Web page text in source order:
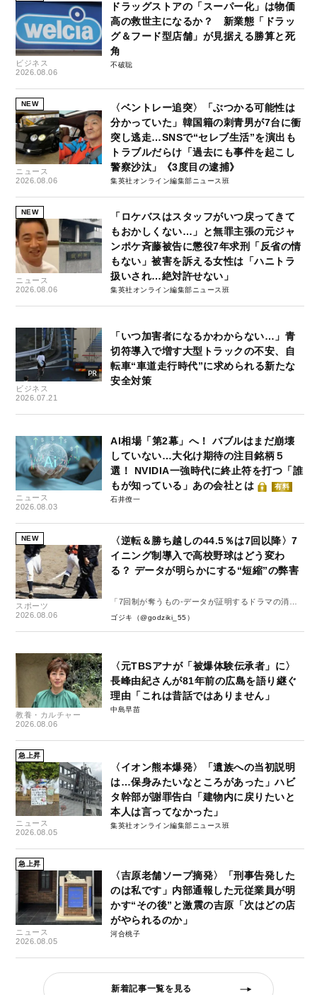
ビジネス
2026.08.06
ドラッグストアの「スーパー化」は物価
高の救世主になるか？ 新業態「ドラッ
グ＆フード型店舗」が見据える勝算と死
角
不破聡
NEW
ニュース
2026.08.06
〈ベントレー追突〉「ぶつかる可能性は
分かっていた」韓国籍の刺青男が7台に衝
突し逃走…SNSで“セレブ生活”を演出も
トラブルだらけ「過去にも事件を起こし
警察沙汰」《3度目の逮捕》
集英社オンライン編集部ニュース班
NEW
ニュース
2026.08.06
「ロケバスはスタッフがいつ戻ってきて
もおかしくない…」と無罪主張の元ジャ
ンポケ斉藤被告に懲役7年求刑「反省の情
もない」被害を訴える女性は「ハニトラ
扱いされ…絶対許せない」
集英社オンライン編集部ニュース班
ビジネス
2026.07.21
「いつ加害者になるかわからない…」青
切符導入で増す大型トラックの不安、自
転車“車道走行時代”に求められる新たな
安全対策
ニュース
2026.08.03
AI相場「第2幕」へ！ バブルはまだ崩壊
していない…大化け期待の注目銘柄５
選！ NVIDIA一強時代に終止符を打つ「誰
もが知っている」あの会社とは
有料
石井僚一
NEW
スポーツ
2026.08.06
〈逆転＆勝ち越しの44.5％は7回以降〉7
イニング制導入で高校野球はどう変わ
る？ データが明らかにする“短縮”の弊害
「7回制が奪うもの-データが証明するドラマの消
失-」
ゴジキ（@godziki_55）
教養・カルチャー
2026.08.06
〈元TBSアナが「被爆体験伝承者」に〉
長峰由紀さんが81年前の広島を語り継ぐ
理由「これは昔話ではありません」
中島早苗
急上昇
ニュース
2026.08.05
〈イオン熊本爆発〉「遺族への当初説明
は…保身みたいなところがあった」ハビ
タ幹部が謝罪告白「建物内に戻りたいと
本人は言ってなかった」
集英社オンライン編集部ニュース班
急上昇
ニュース
2026.08.05
〈吉原老舗ソープ摘発〉「刑事告発した
のは私です」内部通報した元従業員が明
かす“その後”と激震の吉原「次はどの店
がやられるのか」
河合桃子
新着記事一覧を見る